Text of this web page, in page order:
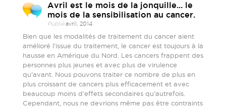
Avril est le mois de la jonquille... le
mois de la sensibilisation au cancer.
Publiéavril, 2014
Bien que les modalités de traitement du cancer aient
amélioré l’issue du traitement, le cancer est toujours à la
hausse en Amérique du Nord. Les cancers frappent des
personnes plus jeunes et avec plus de virulence
qu’avant. Nous pouvons traiter ce nombre de plus en
plus croissant de cancers plus efficacement et avec
beaucoup moins d’effets secondaires qu’autrefois.
Cependant, nous ne devrions même pas être contraints